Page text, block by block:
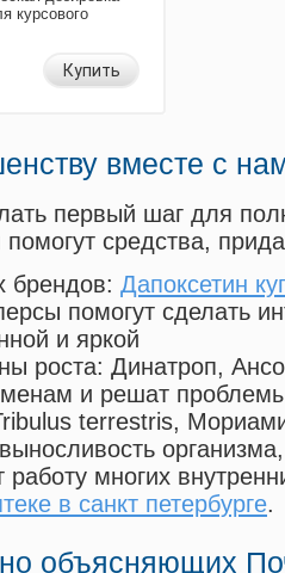
курсового
Купить
вместе с
первый шаг для
средства,
брендов: Дапоксетин
помогут сделать
и яркой
роста: Динатроп,
и решат
terrestris,
работу многих
в санкт петербурге.
объясняющих